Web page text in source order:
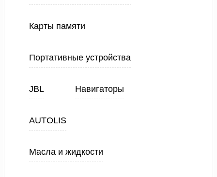
Карты памяти
Портативные устройства
JBL Навигаторы
AUTOLIS
Масла и жидкости